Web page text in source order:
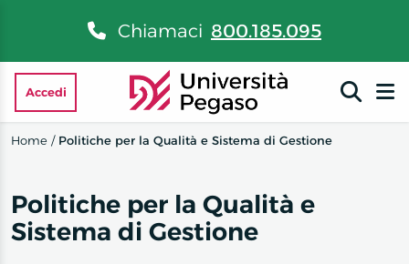
Chiamaci 800.185.095
Accedi
Home / Politiche per la Qualità e Sistema di Gestione
Politiche per la Qualità e
Sistema di Gestione